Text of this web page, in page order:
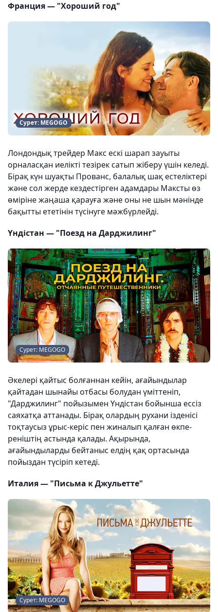
Франция — "Хороший год"
Сурет: MEGOGO
Лондондық трейдер Макс ескі шарап зауыты
орналасқан иелікті тезірек сатып жіберу үшін келеді.
Бірақ күн шуақты Прованс, балалық шақ естеліктері
және сол жерде кездестірген адамдары Максты өз
өміріне жаңаша қарауға және оны не шын мәнінде
бақытты ететінін түсінуге мәжбүрлейді.
Үндістан — "Поезд на Дарджилинг"
Сурет: MEGOGO
Әкелері қайтыс болғаннан кейін, ағайындылар
қайтадан шынайы отбасы болудан үміттеніп,
"Дарджилинг" пойызымен Үндістан бойынша ессіз
саяхатқа аттанады. Бірақ олардың рухани ізденісі
тоқтаусыз ұрыс-керіс пен жиналып қалған өкпе-
реніштің астында қалады. Ақырында,
ағайындыларды бейтаныс елдің қақ ортасында
пойыздан түсіріп кетеді.
Италия — "Письма к Джульетте"
Сурет: MEGOGO